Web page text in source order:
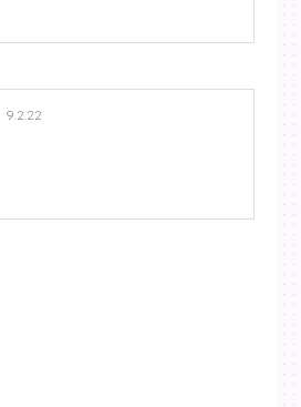
9.2.22